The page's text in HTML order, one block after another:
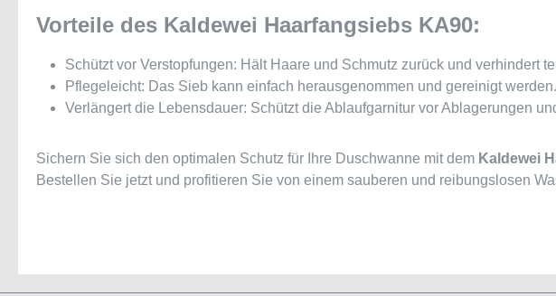
Vorteile des Kaldewei Haarfangsiebs KA90:
Schützt vor Verstopfungen: Hält Haare und Schmutz zurück und verhindert
Pflegeleicht: Das Sieb kann einfach herausgenommen und gereinigt werden.
Verlängert die Lebensdauer: Schützt die Ablaufgarnitur vor Ablagerungen
Sichern Sie sich den optimalen Schutz für Ihre Duschwanne mit dem Kaldewei
Bestellen Sie jetzt und profitieren Sie von einem sauberen und reibungslosen